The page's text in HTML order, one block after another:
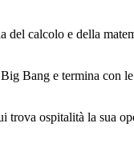
calcolo e della
Bang e termina con
ospitalità la sua